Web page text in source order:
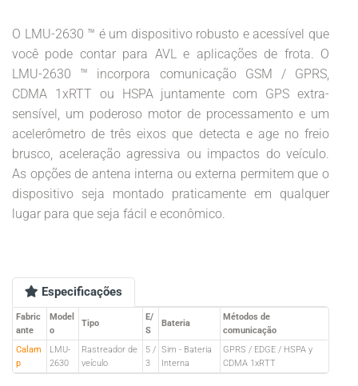
O LMU-2630 ™ é um dispositivo robusto e acessível que
você pode contar para AVL e aplicações de frota. O
LMU-2630 ™ incorpora comunicação GSM / GPRS,
CDMA 1xRTT ou HSPA juntamente com GPS extra-
sensível, um poderoso motor de processamento e um
acelerômetro de três eixos que detecta e age no freio
brusco, aceleração agressiva ou impactos do veículo.
As opções de antena interna ou externa permitem que o
dispositivo seja montado praticamente em qualquer
lugar para que seja fácil e econômico.
Especificações
Fabric
ante
Model
o
Tipo
E/
S
Bateria
Métodos de
comunicação
Calam
p
LMU-
2630
Rastreador de
veículo
5 /
3
Sim - Bateria
Interna
GPRS / EDGE / HSPA y
CDMA 1xRTT